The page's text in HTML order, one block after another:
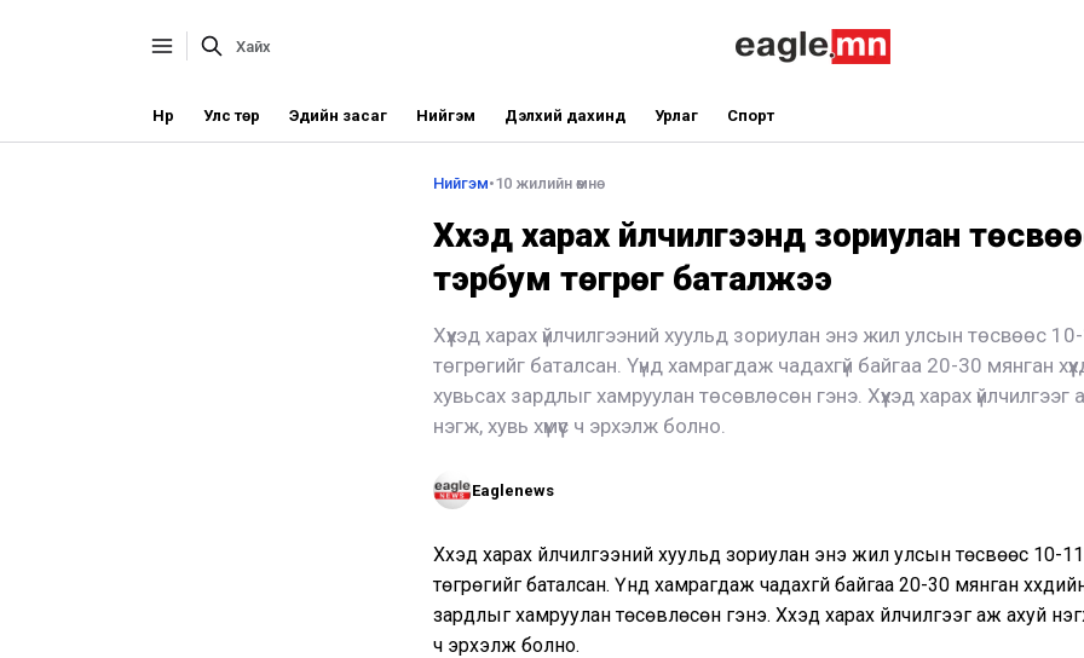
Нүүр Улс төр Эдийн засаг Нийгэм Дэлхий дахинд Урлаг Спорт
Нийгэм•10 жилийн өмнө
Хүүхэд харах үйлчилгээнд зориулан
тэрбум төгрөг баталжээ
Хүүхэд харах үйлчилгээний хуульд зориулан энэ жил улсын төсвөөс
төгрөгийг баталсан. Үүнд хамрагдаж чадахгүй байгаа 20-30 мянган
хувьсах зардлыг хамруулан төсөвлөсөн гэнэ. Хүүхэд харах үйлчилгээг
нэгж, хувь хүмүүс ч эрхэлж болно.
Eaglenews
Хүүхэд харах үйлчилгээний хуульд зориулан энэ жил улсын төсвөөс 10-
төгрөгийг баталсан. Үүнд хамрагдаж чадахгүй байгаа 20-30 мянган
зардлыг хамруулан төсөвлөсөн гэнэ. Хүүхэд харах үйлчилгээг аж ахуй
ч эрхэлж болно.